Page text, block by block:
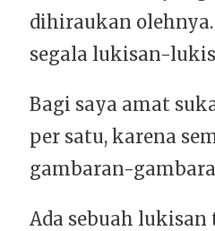
dihiraukan
segala lukisan-
Bagi saya amat
per satu, karena
gambaran-
Ada sebuah